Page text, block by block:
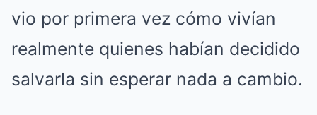
vio por primera vez cómo vivían
realmente quienes habían decidido
salvarla sin esperar nada a cambio.